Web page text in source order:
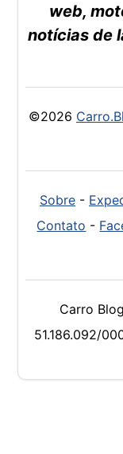
web,
notícias de
©2026
Sobre-
Contato -
Carro
51.186.092/